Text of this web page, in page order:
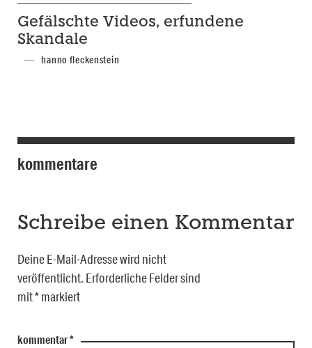
Gefälschte Videos, erfundene
Skandale
hanno fleckenstein
kommentare
Schreibe einen Kommentar
Deine E-Mail-Adresse wird nicht
veröffentlicht. Erforderliche Felder sind
mit*markiert
kommentar*